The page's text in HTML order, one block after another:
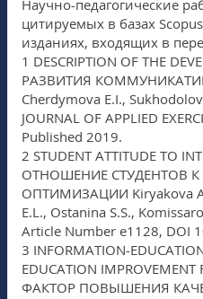
Научно-педагогические
цитируемых в базах
изданиях, входящих в
1 DESCRIPTION OF THE
РАЗВИТИЯ
Cherdymova E.I.,
JOURNAL OF APPLIED
Published 2019.
2 STUDENT ATTITUDE TO
ОТНОШЕНИЕ СТУДЕНТОВ
ОПТИМИЗАЦИИ Kiryakova
E.L., Ostanina S.S.,
Article Number e1128, DOI
3 INFORMATION-
EDUCATION
ФАКТОР ПОВЫШЕНИЯ